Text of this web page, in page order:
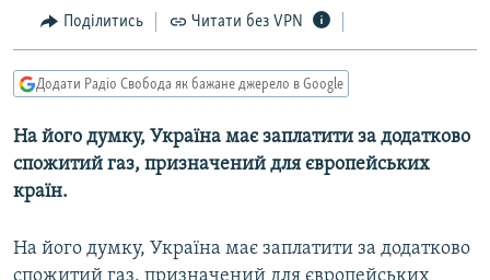
МУЛЬТИМЕДІА
ФОТО
ПОДКАСТИ
РУС
Поділитись Читати без VPN
Додати Радіо Свобода як бажане джерело в Google
На його думку, Україна має заплатити за додатково
спожитий газ, призначений для європейських
країн.
На його думку, Україна має заплатити за додатково